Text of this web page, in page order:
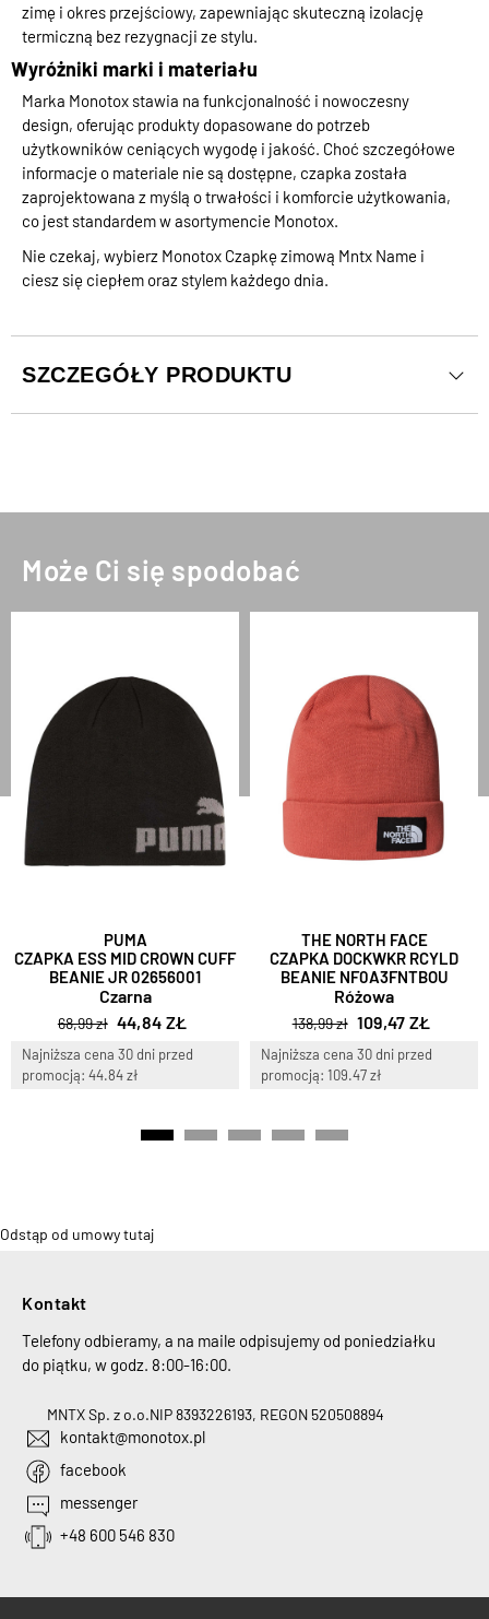
zimę i okres przejściowy, zapewniając skuteczną izolację
termiczną bez rezygnacji ze stylu.
Wyróżniki marki i materiału
Marka Monotox stawia na funkcjonalność i nowoczesny
design, oferując produkty dopasowane do potrzeb
użytkowników ceniących wygodę i jakość. Choć szczegółowe
informacje o materiale nie są dostępne, czapka została
zaprojektowana z myślą o trwałości i komforcie użytkowania,
co jest standardem w asortymencie Monotox.
Nie czekaj, wybierz Monotox Czapkę zimową Mntx Name i
ciesz się ciepłem oraz stylem każdego dnia.
SZCZEGÓŁY PRODUKTU
Może Ci się spodobać
PUMA
CZAPKA ESS MID CROWN CUFF
BEANIE JR 02656001
Czarna
68,99 zł 44,84 ZŁ
Najniższa cena 30 dni przed
promocją: 44.84 zł
THE NORTH FACE
CZAPKA DOCKWKR RCYLD
BEANIE NF0A3FNTBOU
Różowa
138,99 zł 109,47 ZŁ
Najniższa cena 30 dni przed
promocją: 109.47 zł
Odstąp od umowy tutaj
Kontakt
Telefony odbieramy, a na maile odpisujemy od poniedziałku
do piątku, w godz. 8:00-16:00.
MNTX Sp. z o.o.NIP 8393226193, REGON 520508894
kontakt@monotox.pl
facebook
messenger
+48 600 546 830